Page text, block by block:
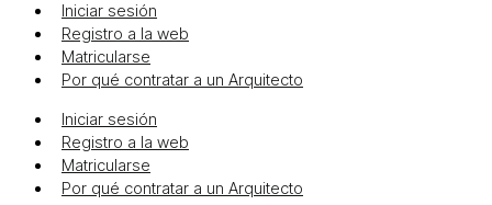
Iniciar sesión
Registro a la web
Matricularse
Por qué contratar a un Arquitecto
Iniciar sesión
Registro a la web
Matricularse
Por qué contratar a un Arquitecto